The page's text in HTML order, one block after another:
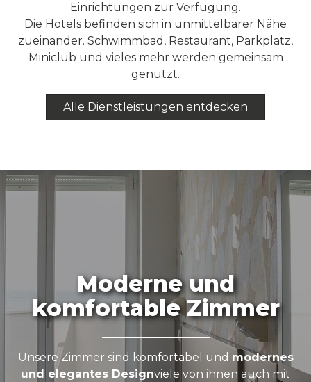
Einrichtungen zur Verfügung.
Die Hotels befinden sich in unmittelbarer Nähe
zueinander. Schwimmbad, Restaurant, Parkplatz,
Miniclub und vieles mehr werden gemeinsam
genutzt.
Alle Dienstleistungen entdecken
Moderne und
komfortable Zimmer
Unsere Zimmer sind komfortabel und modernes
und elegantes Designviele von ihnen auch mit